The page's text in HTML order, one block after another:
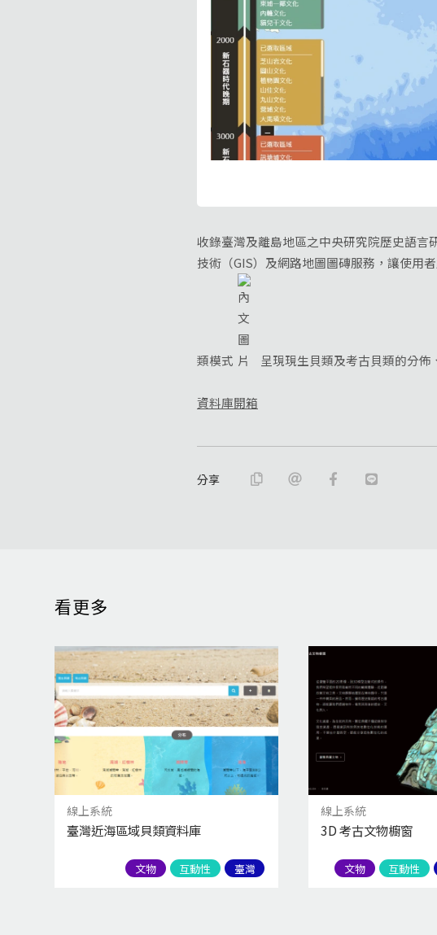
收錄臺灣及離島地區之中央研究院歷史語
技術（GIS）及網路地圖圖磚服務，讓使用
類模式 呈現現生貝類及考古貝類的分佈
資料庫開箱
分享
看更多
線上系統
臺灣近海區域貝類資料庫
文物 互動性 臺灣
線上系統
3D 考古文物櫥窗
文物 互動性